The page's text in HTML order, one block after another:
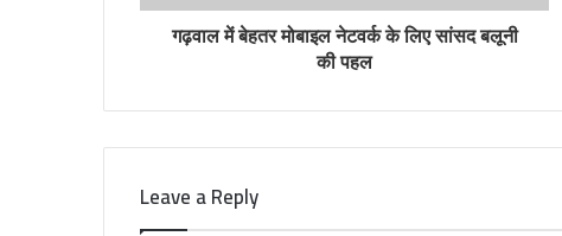
गढ़वाल में बेहतर मोबाइल नेटवर्क के लिए सांसद बलूनी
की पहल
Leave a Reply